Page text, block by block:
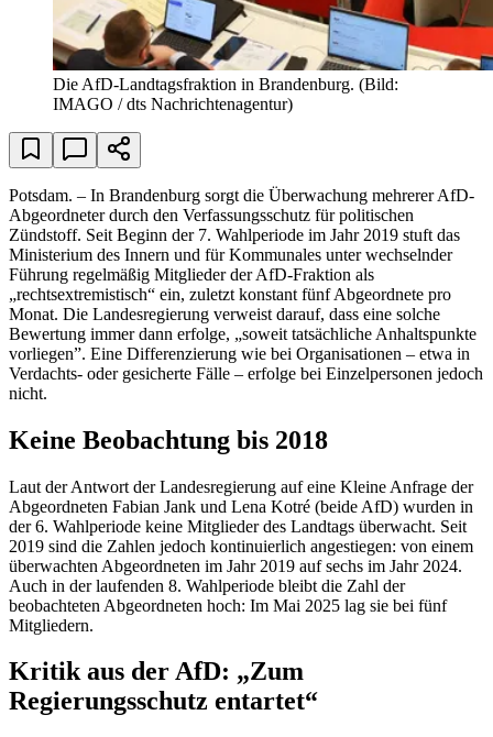
Die AfD-Landtagsfraktion in Brandenburg. (Bild:
IMAGO / dts Nachrichtenagentur)
Potsdam. – In Brandenburg sorgt die Überwachung mehrerer AfD-
Abgeordneter durch den Verfassungsschutz für politischen
Zündstoff. Seit Beginn der 7. Wahlperiode im Jahr 2019 stuft das
Ministerium des Innern und für Kommunales unter wechselnder
Führung regelmäßig Mitglieder der AfD-Fraktion als
„rechtsextremistisch“ ein, zuletzt konstant fünf Abgeordnete pro
Monat. Die Landesregierung verweist darauf, dass eine solche
Bewertung immer dann erfolge, „soweit tatsächliche Anhaltspunkte
vorliegen”. Eine Differenzierung wie bei Organisationen – etwa in
Verdachts- oder gesicherte Fälle – erfolge bei Einzelpersonen jedoch
nicht.
Keine Beobachtung bis 2018
Laut der Antwort der Landesregierung auf eine Kleine Anfrage der
Abgeordneten Fabian Jank und Lena Kotré (beide AfD) wurden in
der 6. Wahlperiode keine Mitglieder des Landtags überwacht. Seit
2019 sind die Zahlen jedoch kontinuierlich angestiegen: von einem
überwachten Abgeordneten im Jahr 2019 auf sechs im Jahr 2024.
Auch in der laufenden 8. Wahlperiode bleibt die Zahl der
beobachteten Abgeordneten hoch: Im Mai 2025 lag sie bei fünf
Mitgliedern.
Kritik aus der AfD: „Zum
Regierungsschutz entartet“